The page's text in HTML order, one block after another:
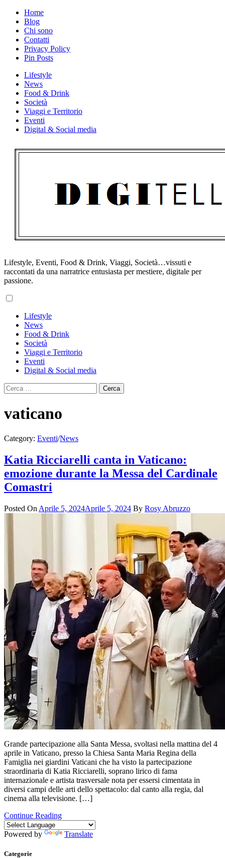
Skip
content
Home
Blog
Chi sono
Contatti
Privacy Policy
Pin Posts
Lifestyle
News
Food & Drink
Società
Viaggi e Territorio
Eventi
Digital & Social media
Lifestyle, Eventi, Food & Drink, Viaggi, Società…vissuti e
raccontati da una narratrice entusiasta per mestiere, digitale per
passione.
Menu
Lifestyle
News
Food & Drink
Società
Viaggi e Territorio
Eventi
Digital & Social media
Ricerca
per:
vaticano
Category: Eventi/News
Katia Ricciarelli canta in Vaticano:
emozione durante la Messa del Cardinale
Comastri
Posted On Aprile 5, 2024Aprile 5, 2024 By Rosy Abruzzo
Grande partecipazione alla Santa Messa, svoltasi nella mattina del 4
aprile in Vaticano, presso la Chiesa Santa Maria Regina della
Famiglia nei giardini Vaticani che ha visto la partecipazione
straordinaria di Katia Ricciarelli, soprano lirico di fama
internazionale e artista trasversale nota per essersi cimentata in
diversi campi delle arti dello spettacolo: dal canto alla regia, dal
cinema alla televisione. […]
Continue Reading
Powered by Translate
Categorie